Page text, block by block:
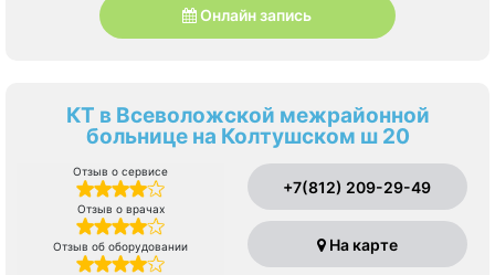
Онлайн запись
КТ в Всеволожской межрайонной
больнице на Колтушском ш 20
Отзыв о сервисе
Отзыв о врачах
Отзыв об оборудовании
+7(812) 209-29-49
На карте